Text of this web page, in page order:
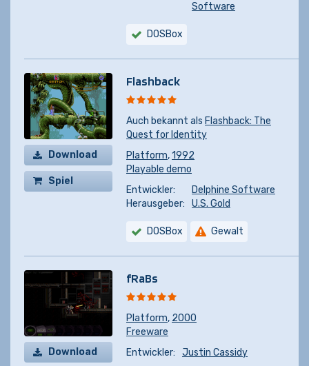
Software
DOSBox
Download
Spiel
Flashback
Auch bekannt als Flashback: The
Quest for Identity
Platform,1992
Playable demo
Entwickler:
Delphine Software
Herausgeber:
U.S. Gold
DOSBox Gewalt
Download
fRaBs
Platform, 2000
Freeware
Entwickler:
Justin Cassidy